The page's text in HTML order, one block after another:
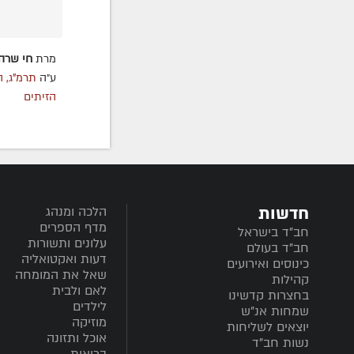
מרתחי
ע״ה תרמ"ג,
הזיתים
חדשות
חב”ד בישראל
חב”ד בעולם
כינוסים ואירועים
קהילות
בחצרות קדשינו
שמחות אנ"ש
יוצאים לשליחות
נשות חב"ד
הלכה ומנהג
מדף הספרים
עלונים ותשורות
דעות ואקטואליה
שאל את המומחה
לאם ולבית
לילדים
מוזיקה
אוכל ותזונה